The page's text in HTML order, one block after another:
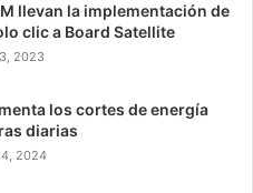
llevan la implementación de
clic a Board Satellite
2023
los cortes de energía
diarias
2024